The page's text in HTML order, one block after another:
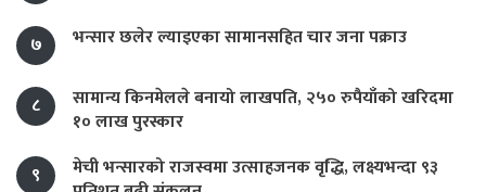
७ भन्सार छलेर ल्याइएका सामानसहित चार जना पक्राउ
८
सामान्य किनमेलले बनायो लाखपति, २५० रुपैयाँको खरिदमा
१० लाख पुरस्कार
९
मेची भन्सारको राजस्वमा उत्साहजनक वृद्धि, लक्ष्यभन्दा ९३